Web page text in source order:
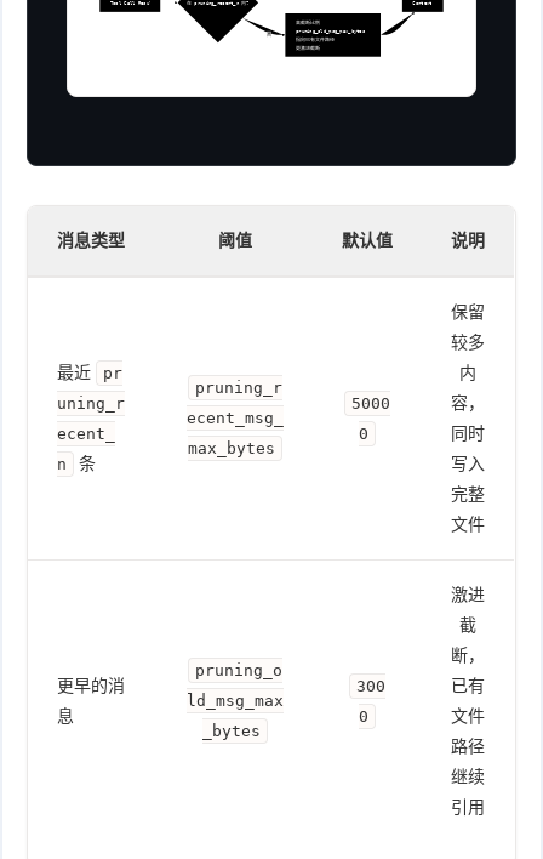
否
Tool Call Result 在 pruning_recent_n 内?
高截断比例
pruning_old_msg_max_bytes
指向已有文件路径
更激进截断
Context
消息类型 阈值 默认值 说明
最近
pr
uning_r
ecent_
n
条
pruning_r
ecent_msg_
max_bytes
5000
0
保留
较多
内
容，
同时
写入
完整
文件
更早的消
息
pruning_o
ld_msg_max
_bytes
300
0
激进
截
断，
已有
文件
路径
继续
引用